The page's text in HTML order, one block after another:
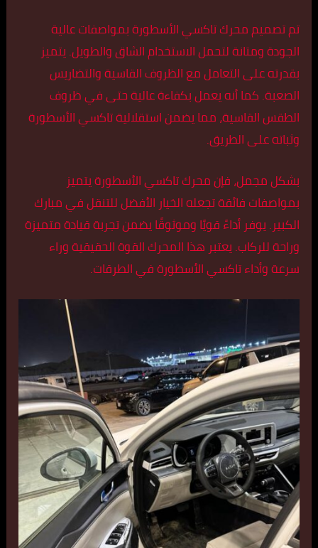
تم تصميم محرك تاكسي الأسطورة بمواصفات عالية
الجودة ومتانة لتحمل الاستخدام الشاق والطويل. يتميز
بقدرته على التعامل مع الظروف القاسية والتضاريس
الصعبة. كما أنه يعمل بكفاءة عالية حتى في ظروف
الطقس القاسية، مما يضمن استقلالية تاكسي الأسطورة
وثباته على الطريق.
بشكل مجمل، فإن محرك تاكسي الأسطورة يتميز
بمواصفات فائقة تجعله الخيار الأفضل للتنقل في مبارك
الكبير. يوفر أداءً قويًا وموثوقًا يضمن تجربة قيادة متميزة
وراحة للركاب. يعتبر هذا المحرك القوة الحقيقية وراء
سرعة وأداء تاكسي الأسطورة في الطرقات.